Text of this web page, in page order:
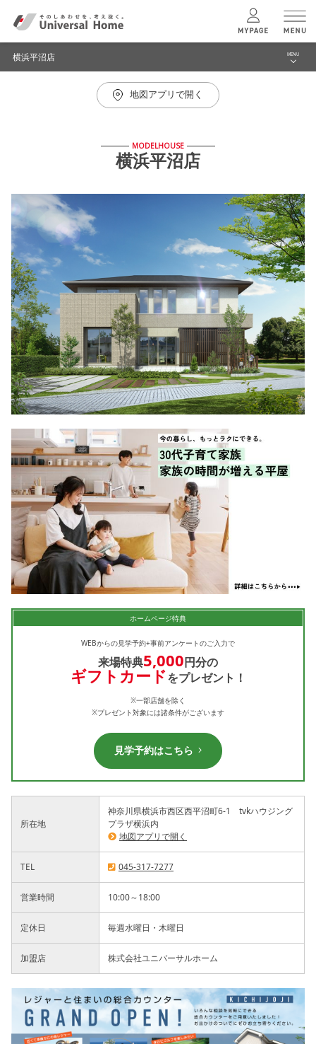
menu
ホームの特長
テクノロジー
建築実例
モデルハウス検索・見学予約
シミュレー ション
キャンペーン・コラボ情報
家づくりの知識
企業情報
お問い合わせ
横浜平沼店 MENU
横浜平沼店 TOPへ
地図アプリで開く
MODELHOUSE
横浜平沼店
ホームページ特典
WEBからの見学予約+事前アンケートのご入力で
来場特典5,000円分の
ギフトカードをプレゼント！
※一部店舗を除く
※プレゼント対象には諸条件がございます
見学予約はこちら
所在地
神奈川県横浜市西区西平沼町6-1 tvkハウジング
プラザ横浜内
地図アプリで開く
TEL 045-317-7277
営業時間 10:00～18:00
定休日 毎週水曜日・木曜日
加盟店 株式会社ユニバーサルホーム